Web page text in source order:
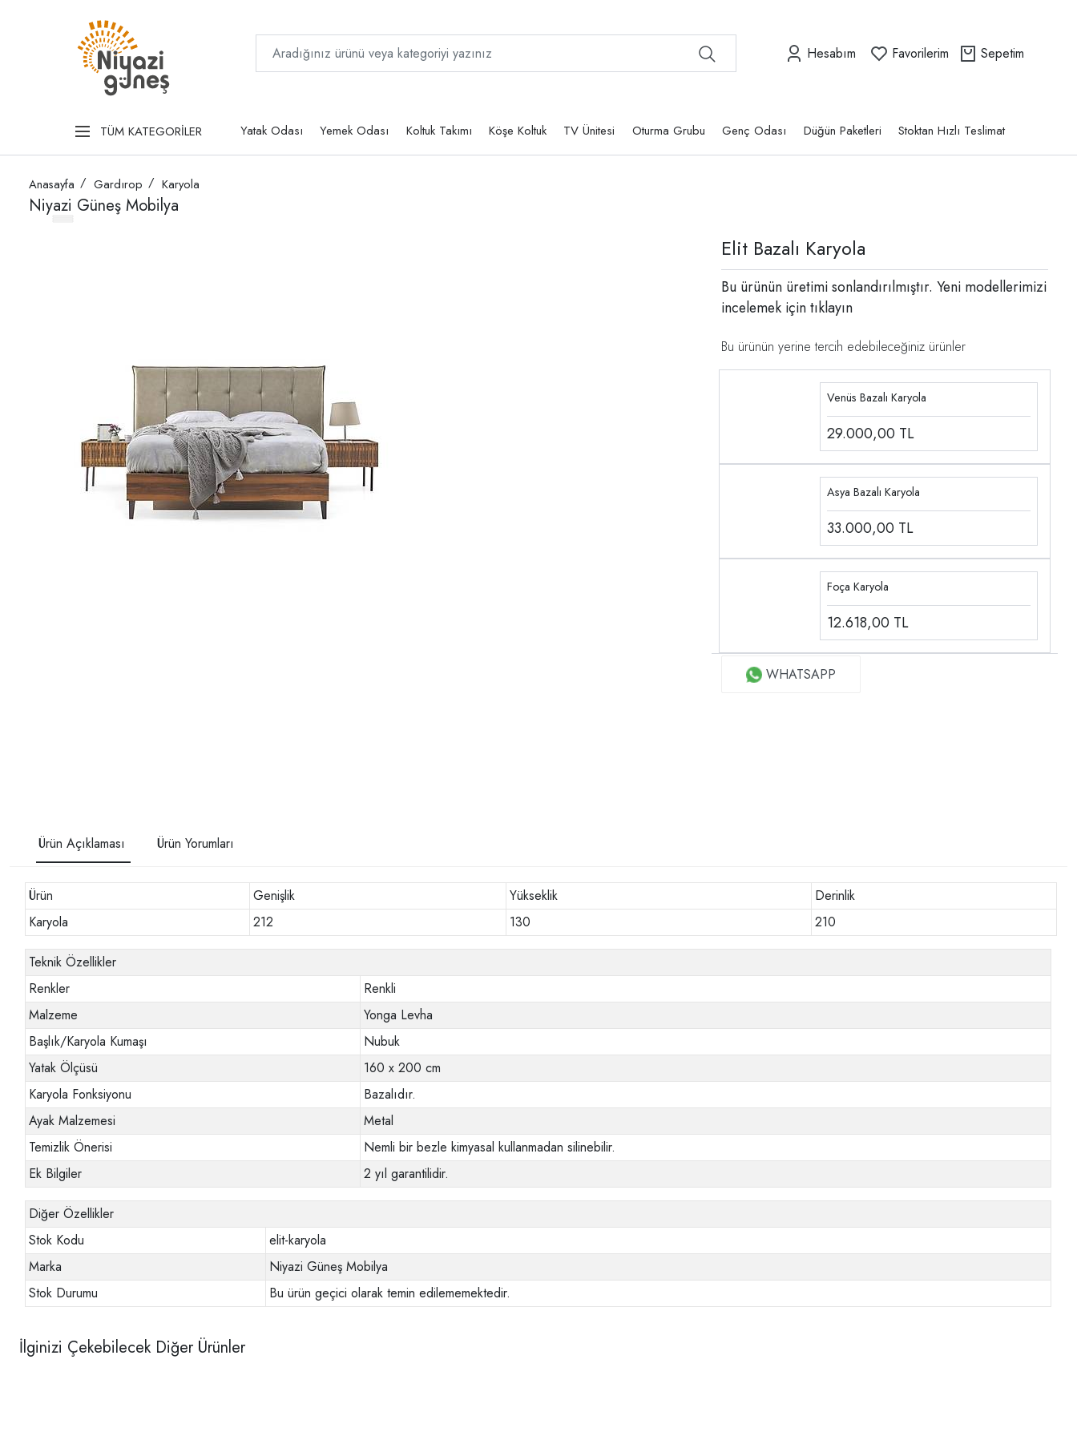
Hesabım Favorilerim Sepetim
TÜM KATEGORİLER Yatak Odası Yemek Odası Koltuk Takımı Köşe Koltuk TV Ünitesi Oturma Grubu Genç Odası Düğün Paketleri Stoktan Hızlı Teslimat
Anasayfa Gardırop Karyola
Niyazi Güneş Mobilya
Elit Bazalı Karyola
Bu ürünün üretimi sonlandırılmıştır. Yeni modellerimizi
incelemek içintıklayın
Bu ürünün yerine tercih edebileceğiniz ürünler
Venüs Bazalı Karyola
29.000,00 TL
Asya Bazalı Karyola
33.000,00 TL
Foça Karyola
12.618,00 TL
WHATSAPP
Ürün Açıklaması Ürün Yorumları
Ürün Genişlik Yükseklik
Derinlik
Karyola
212 130 210
Teknik Özellikler
Renkler
Renkli
Malzeme
Yonga Levha
Başlık/Karyola Kumaşı
Nubuk
Yatak Ölçüsü
160 x 200 cm
Karyola Fonksiyonu
Bazalıdır.
Ayak Malzemesi
Metal
Temizlik Önerisi
Nemli bir bezle kimyasal kullanmadan silinebilir.
Ek Bilgiler
2 yıl garantilidir.
Diğer Özellikler
Stok Kodu
elit-karyola
Marka
Niyazi Güneş Mobilya
Stok Durumu
Bu ürün geçici olarak temin edilememektedir.
İlginizi Çekebilecek Diğer Ürünler